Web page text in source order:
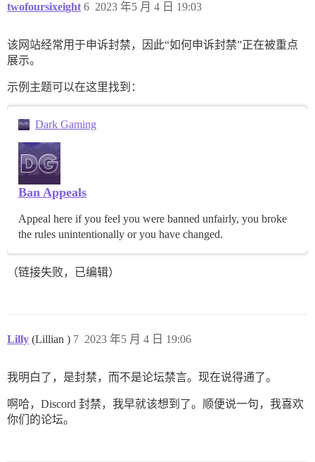
twofoursixeight 2023 年5 月 4 日 19:03
6
该网站经常用于申诉封禁，因此“如何申诉封禁”正在被重点
展示。
示例主题可以在这里找到：
Dark Gaming
Ban Appeals
Appeal here if you feel you were banned unfairly, you broke
the rules unintentionally or you have changed.
（链接失败，已编辑）
Lilly (Lillian ) 2023 年5 月 4 日 19:06
7
我明白了，是封禁，而不是论坛禁言。现在说得通了。
啊哈，Discord 封禁，我早就该想到了。顺便说一句，我喜欢
你们的论坛。